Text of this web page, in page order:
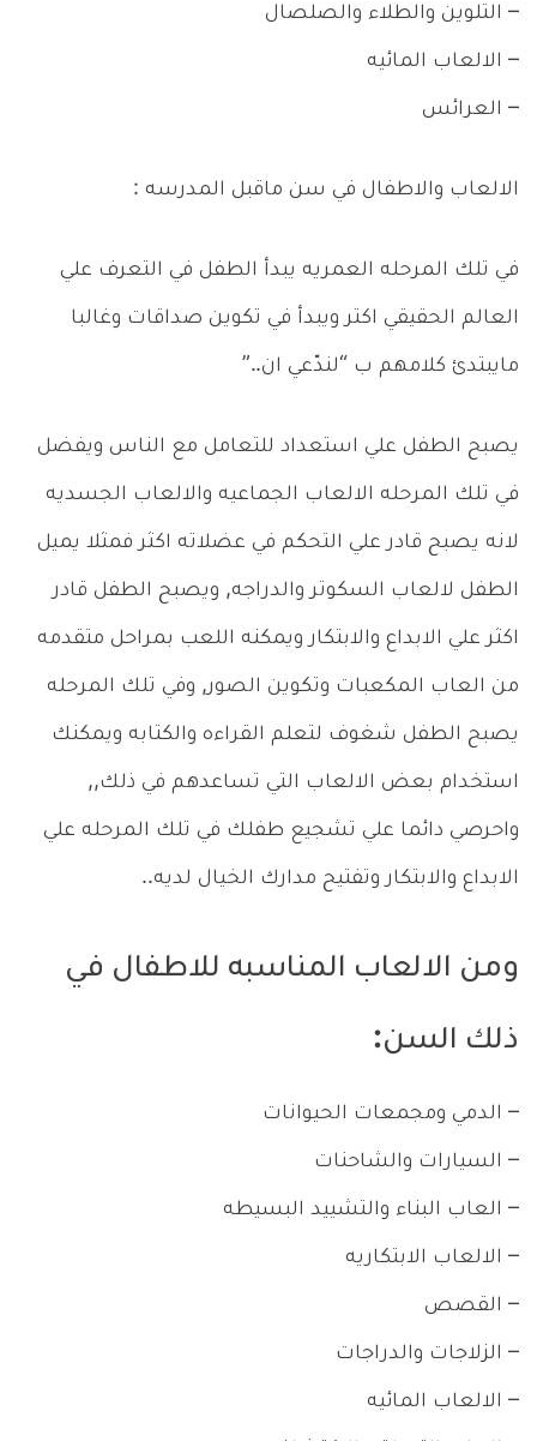
– التلوين والطلاء والصلصال
– الالعاب المائيه
– العرائس
الالعاب والاطفال في سن ماقبل المدرسه :
في تلك المرحله العمريه يبدأ الطفل في التعرف علي
العالم الحقيقي اكتر ويبدأ في تكوين صداقات وغالبا
مايبتدئ كلامهم ب “لندّعي ان..”
يصبح الطفل علي استعداد للتعامل مع الناس ويفضل
في تلك المرحله الالعاب الجماعيه والالعاب الجسديه
لانه يصبح قادر علي التحكم في عضلاته اكثر فمثلا يميل
الطفل لالعاب السكوتر والدراجه, ويصبح الطفل قادر
اكثر علي الابداع والابتكار ويمكنه اللعب بمراحل متقدمه
من العاب المكعبات وتكوين الصور, وفي تلك المرحله
يصبح الطفل شغوف لتعلم القراءه والكتابه ويمكنك
استخدام بعض الالعاب التي تساعدهم في ذلك,,
واحرصي دائما علي تشجيع طفلك في تلك المرحله علي
الابداع والابتكار وتفتيح مدارك الخيال لديه..
ومن الالعاب المناسبه للاطفال في
ذلك السن:
– الدمي ومجمعات الحيوانات
– السيارات والشاحنات
– العاب البناء والتشييد البسيطه
– الالعاب الابتكاريه
– القصص
– الزلاجات والدراجات
– الالعاب المائيه